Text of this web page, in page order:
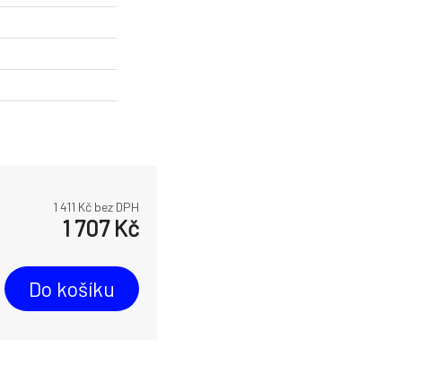
1 411 Kč bez DPH
1 707Kč
Do košíku